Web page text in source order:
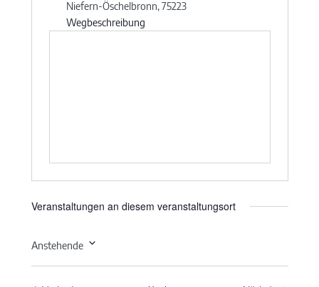
Niefern-Öschelbronn,75223
Wegbeschreibung
Veranstaltungen an diesem veranstaltungsort
Anstehende